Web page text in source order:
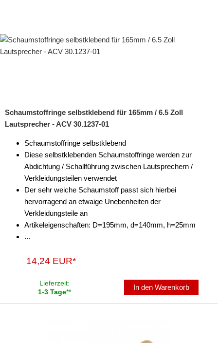
Schaumstoffringe selbstklebend für 165mm / 6.5 Zoll
Lautsprecher - ACV 30.1237-01
Schaumstoffringe selbstklebend
Diese selbstklebenden Schaumstoffringe werden zur
Abdichtung / Schallführung zwischen Lautsprechern /
Verkleidungsteilen verwendet
Der sehr weiche Schaumstoff passt sich hierbei
hervorragend an etwaige Unebenheiten der
Verkleidungsteile an
Artikeleigenschaften: D=195mm, d=140mm, h=25mm
...
14,24 EUR*
Lieferzeit:
1-3 Tage**
In den Warenkorb